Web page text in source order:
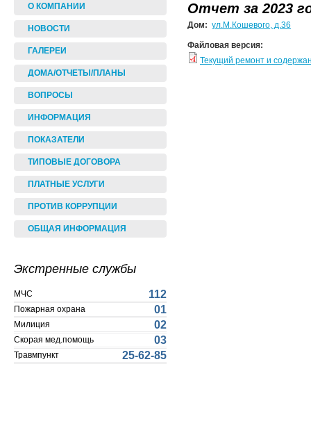
О КОМПАНИИ
НОВОСТИ
ГАЛЕРЕИ
ДОМА/ОТЧЕТЫ/ПЛАНЫ
ВОПРОСЫ
ИНФОРМАЦИЯ
ПОКАЗАТЕЛИ
ТИПОВЫЕ ДОГОВОРА
ПЛАТНЫЕ УСЛУГИ
ПРОТИВ КОРРУПЦИИ
ОБЩАЯ ИНФОРМАЦИЯ
Экстренные службы
МЧС 112
Пожарная охрана 01
Милиция 02
Скорая мед.помощь 03
Травмпункт 25-62-85
Отчет за 2023
Дом: ул.М.Кошевого, д.36
Файловая версия:
Текущий ремонт и